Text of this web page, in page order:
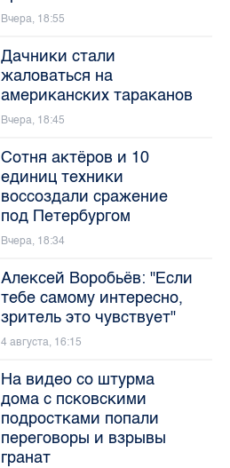
Вчера, 18:55
Дачники стали
жаловаться на
американских тараканов
Вчера, 18:45
Сотня актёров и 10
единиц техники
воссоздали сражение
под Петербургом
Вчера, 18:34
Алексей Воробьёв: "Если
тебе самому интересно,
зритель это чувствует"
4 августа, 16:15
На видео со штурма
дома с псковскими
подростками попали
переговоры и взрывы
гранат